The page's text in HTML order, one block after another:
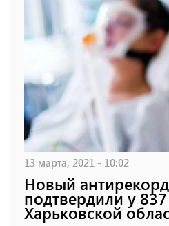
13 марта, 2021 - 10:02
Новый
подтвердили у
Харьковской